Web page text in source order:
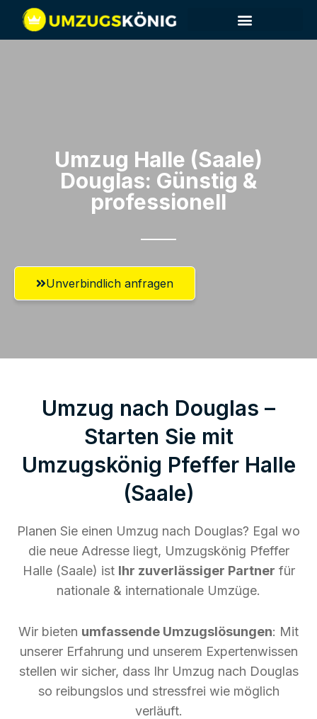
Umzug Halle (Saale)​
Douglas: Günstig &
professionell​
Unverbindlich anfragen
Umzug nach Douglas –
Starten Sie mit
Umzugskönig Pfeffer Halle
(Saale)
Planen Sie einen Umzug nach Douglas? Egal wo
die neue Adresse liegt, Umzugskönig Pfeffer
Halle (Saale) ist Ihr zuverlässiger Partner für
nationale & internationale Umzüge.
Wir bieten umfassende Umzugslösungen: Mit
unserer Erfahrung und unserem Expertenwissen
stellen wir sicher, dass Ihr Umzug nach Douglas
so reibungslos und stressfrei wie möglich
verläuft.